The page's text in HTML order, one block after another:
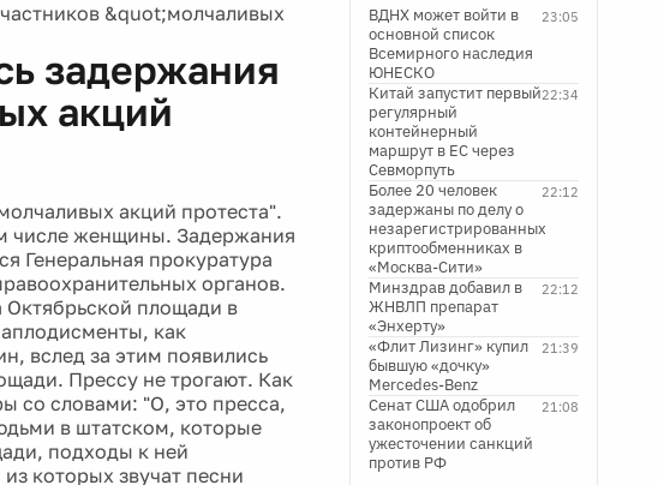
&quot;молчаливых
задержания
акций
акций протеста".
числе женщины. Задержания
Генеральная прокуратура
органов.
Октябрьской площади в
как
вслед за этим появились
Прессу не трогают. Как
со словами: "О, это пресса,
в штатском, которые
подходы к ней
которых звучат песни
23:05
ВДНХ может войти в
основной список
Всемирного наследия
ЮНЕСКО
22:34
Китай запустит первый
регулярный
контейнерный
маршрут в ЕС через
Севморпуть
22:12
Более 20 человек
задержаны по делу о
незарегистрированных
криптообменниках в
«Москва-Сити»
22:12
Минздрав добавил в
ЖНВЛП препарат
«Энхерту»
21:39
«Флит Лизинг» купил
бывшую «дочку»
Mercedes-Benz
21:08
Сенат США одобрил
законопроект об
ужесточении санкций
против РФ